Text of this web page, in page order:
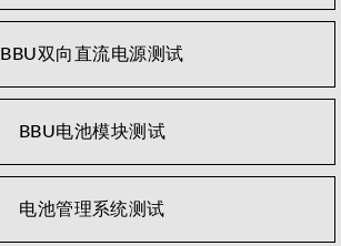
BBU双向直流电源测试
BBU电池模块测试
电池管理系统测试